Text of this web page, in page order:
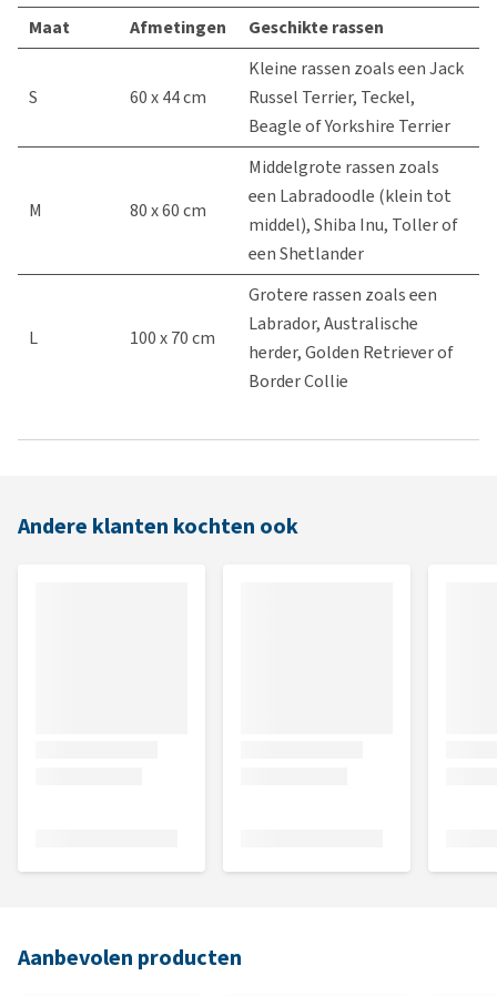
Maat Afmetingen Geschikte rassen
S 60 x 44 cm
Kleine rassen zoals een Jack
Russel Terrier, Teckel,
Beagle of Yorkshire Terrier
M 80 x 60 cm
Middelgrote rassen zoals
een Labradoodle (klein tot
middel), Shiba Inu, Toller of
een Shetlander
L 100 x 70 cm
Grotere rassen zoals een
Labrador, Australische
herder, Golden Retriever of
Border Collie
Andere klanten kochten ook
Aanbevolen producten